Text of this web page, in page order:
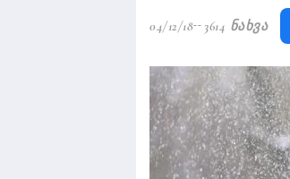
04/12/18 3614 Ნახვა